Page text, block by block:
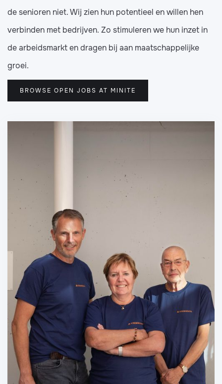
de senioren niet. Wij zien hun potentieel en willen hen
verbinden met bedrijven. Zo stimuleren we hun inzet in
de arbeidsmarkt en dragen bij aan maatschappelijke
groei.
BROWSE OPEN JOBS AT MINITE